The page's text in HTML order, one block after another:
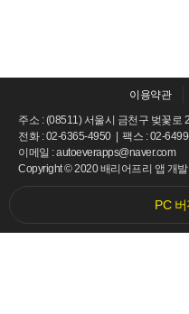
이용약관
주소 : (08511) 서울시 금천구 벚꽃로
전화 : 02-6365-4950 | 팩스 : 02-
이메일 : autoeverapps@naver.com
Copyright © 2020 배리어프리 앱 개
PC